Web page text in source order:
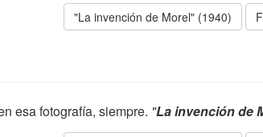
"La invención de Morel" (1940)
esa fotografía, siempre. "La invención de